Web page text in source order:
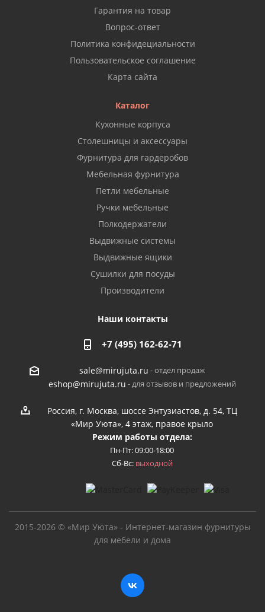
Гарантия на товар
Вопрос-ответ
Политика конфидециальности
Пользовательское соглашение
Карта сайта
Каталог
Кухонные корпуса
Столешницы и аксессуары
Фурнитура для гардеробов
Мебельная фурнитура
Петли мебельные
Ручки мебельные
Полкодержатели
Выдвижные системы
Выдвижные ящики
Сушилки для посуды
Производители
Наши контакты
+7 (495) 162-62-71
sale@mirujuta.ru - отдел продаж
eshop@mirujuta.ru - для отзывов и предложений
Россия, г. Москва, шоссе Энтузиастов, д. 54, ТЦ
«Мир Уюта», 4 этаж, правое крыло
Режим работы отдела:
Пн-Пт: 09:00-18:00
Сб-Вс: выходной
2015-2026 © «Мир Уюта» - Интернет-магазин фурнитуры
для мебели и дома